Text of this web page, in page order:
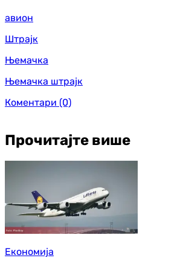
авион
Штрајк
Њемачка
Њемачка штрајк
Коментари (0)
Прочитајте више
Економија